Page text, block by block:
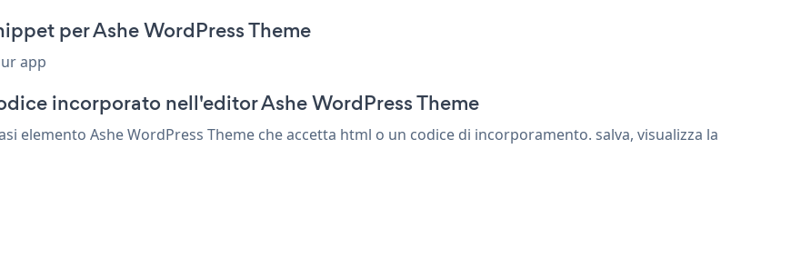
per Ashe WordPress Theme
app
incorporato nell'editor Ashe WordPress Theme
elemento Ashe WordPress Theme che accetta html o un codice di incorporamento. salva, visualizza la